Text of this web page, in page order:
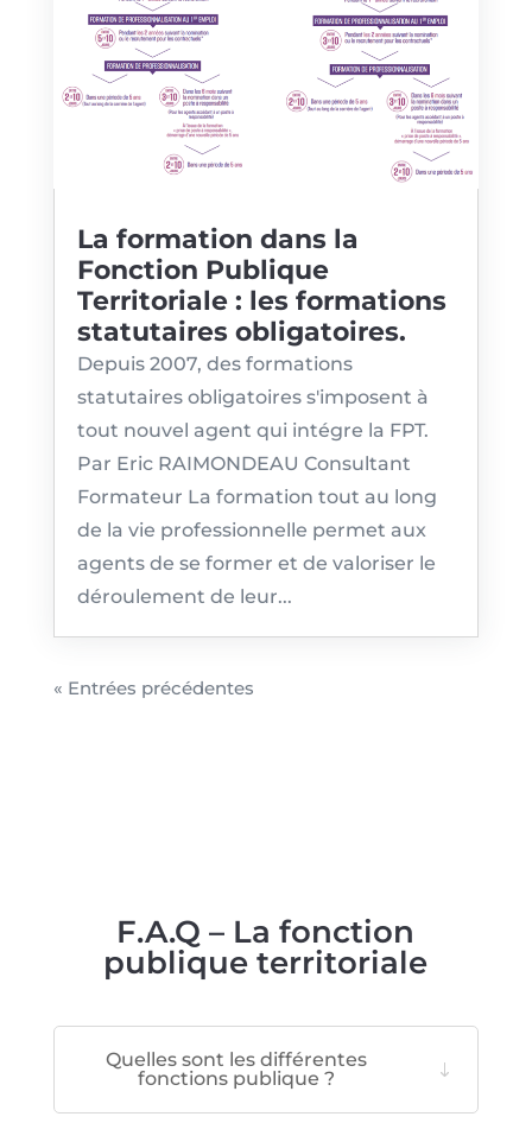
La formation dans la
Fonction Publique
Territoriale : les formations
statutaires obligatoires.
Depuis 2007, des formations
statutaires obligatoires s'imposent à
tout nouvel agent qui intégre la FPT.
Par Eric RAIMONDEAU Consultant
Formateur La formation tout au long
de la vie professionnelle permet aux
agents de se former et de valoriser le
déroulement de leur...
« Entrées précédentes
F.A.Q – La fonction
publique territoriale
Quelles sont les différentes
fonctions publique ?